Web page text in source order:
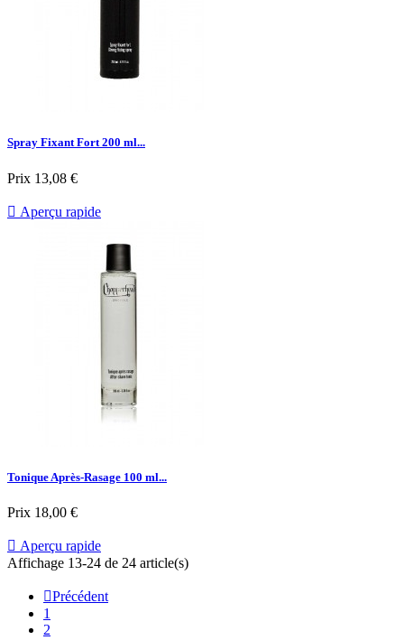
Spray Fixant Fort 200 ml...
Prix 13,08 €
 Aperçu rapide
Tonique Après-Rasage 100 ml...
Prix 18,00 €
 Aperçu rapide
Affichage 13-24 de 24 article(s)
Précédent
1
2